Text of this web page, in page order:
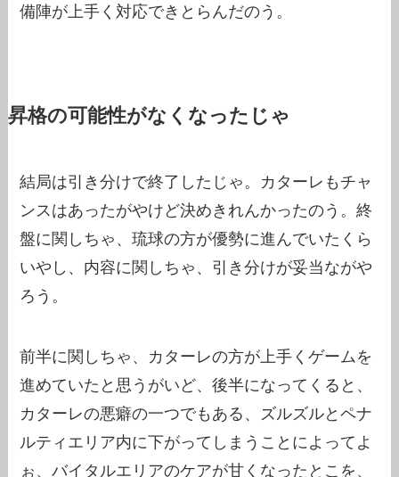
備陣が上手く対応できとらんだのう。
昇格の可能性がなくなったじゃ
結局は引き分けで終了したじゃ。カターレもチャ
ンスはあったがやけど決めきれんかったのう。終
盤に関しちゃ、琉球の方が優勢に進んでいたくら
いやし、内容に関しちゃ、引き分けが妥当ながや
ろう。
前半に関しちゃ、カターレの方が上手くゲームを
進めていたと思うがいど、後半になってくると、
カターレの悪癖の一つでもある、ズルズルとペナ
ルティエリア内に下がってしまうことによってよ
ぉ、バイタルエリアのケアが甘くなったとこを、